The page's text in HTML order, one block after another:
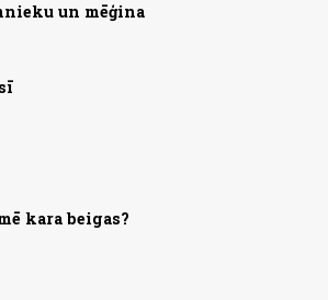
un mēģina
kara beigas?